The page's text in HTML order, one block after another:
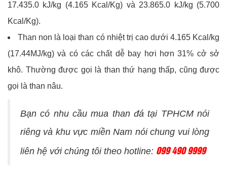
17.435.0 kJ/kg (4.165 Kcal/Kg) và 23.865.0 kJ/kg (5.700
Kcal/Kg).
Than non là loại than có nhiệt trị cao dưới 4.165 Kcal/kg
(17.44MJ/kg) và có các chất dễ bay hơi hơn 31% cở sở
khô. Thường được gọi là than thứ hạng thấp, cũng được
gọi là than nâu.
Bạn có nhu cầu mua than đá tại TPHCM nói
riêng và khu vực miền Nam nói chung vui lòng
liên hệ với chúng tôi theo hotline: 099 490 9999